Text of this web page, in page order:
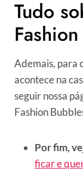
Tudo
Ademais, para
acontece na
seguir nossa
Fashion
Por fim,
ficar e